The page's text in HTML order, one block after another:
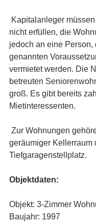
nicht erfüllen, die
jedoch an eine Person,
genannten
vermietet werden. Die
betreuten
groß. Es gibt bereits
Mietinteressenten.
geräumiger Kellerraum
Tiefgaragenstellplatz.
Objektdaten:
Objekt: 3-Zimmer
Baujahr: 1997